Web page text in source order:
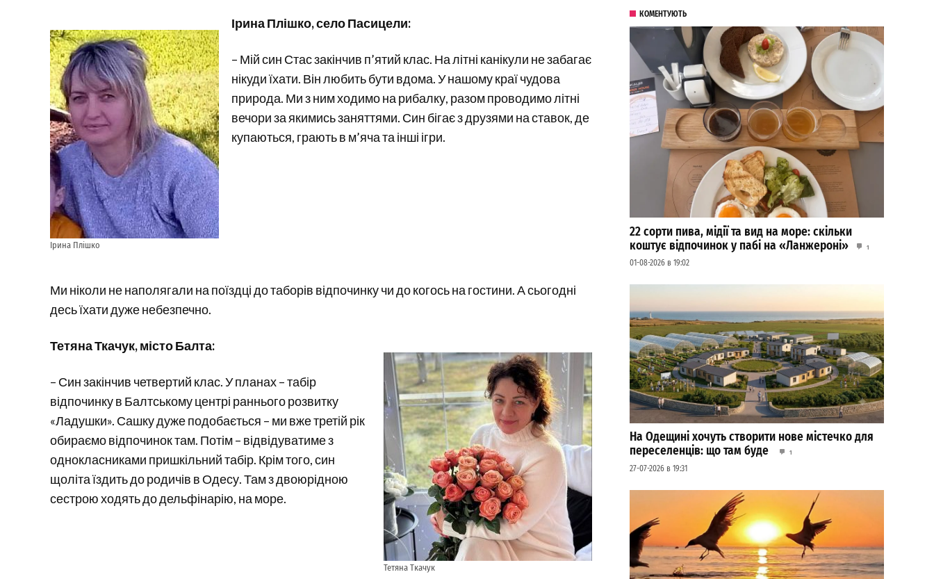
Ірина Плішко
Ірина Плішко, село Пасицели:
– Мій син Стас закінчив п’ятий клас. На літні канікули не забагає
нікуди їхати. Він любить бути вдома. У нашому краї чудова
природа. Ми з ним ходимо на рибалку, разом проводимо літні
вечори за якимись заняттями. Син бігає з друзями на ставок, де
купаються, грають в м’яча та інші ігри.
Ми ніколи не наполягали на поїздці до таборів відпочинку чи до когось на гостини. А сьогодні
десь їхати дуже небезпечно.
Тетяна Ткачук
Тетяна Ткачук, місто Балта:
– Син закінчив четвертий клас. У планах – табір
відпочинку в Балтському центрі раннього розвитку
«Ладушки». Сашку дуже подобається – ми вже третій рік
обираємо відпочинок там. Потім – відвідуватиме з
однокласниками пришкільний табір. Крім того, син
щоліта їздить до родичів в Одесу. Там з двоюрідною
сестрою ходять до дельфінарію, на море.
КОМЕНТУЮТЬ
22 сорти пива, мідії та вид на море: скільки
коштує відпочинок у пабі на «Ланжероні»
1
01-08-2026 в 19:02
На Одещині хочуть створити нове містечко для
переселенців: що там буде
1
27-07-2026 в 19:31